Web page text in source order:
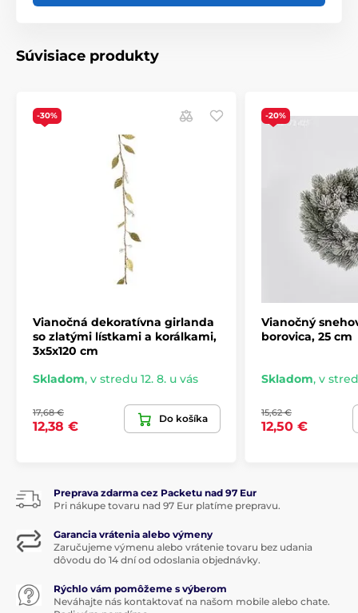
Produkt je zaradený v kategóriách
Vánoční věnce a girlandy
Súvisiace produkty
-30%
Vianočná dekoratívna girlanda
so zlatými lístkami a korálkami,
3x5x120 cm
Skladom, v stredu 12. 8. u vás
17,68 €
12,38 €
Do košíka
-20%
Vianočný
borovica, 25 cm
Skladom, v
15,62 €
12,50 €
Preprava zdarma cez Packetu nad 97 Eur
Pri nákupe tovaru nad 97 Eur platíme prepravu.
Garancia vrátenia alebo výmeny
Zaručujeme výmenu alebo vrátenie tovaru bez udania
dôvodu do 14 dní od odoslania objednávky.
Rýchlo vám pomôžeme s výberom
Neváhajte nás kontaktovať na našom mobile alebo chate.